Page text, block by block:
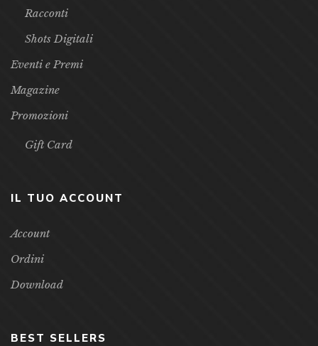
Racconti
Shots Digitali
Eventi e Premi
Magazine
Promozioni
Gift Card
IL TUO ACCOUNT
Account
Ordini
Download
BEST SELLERS